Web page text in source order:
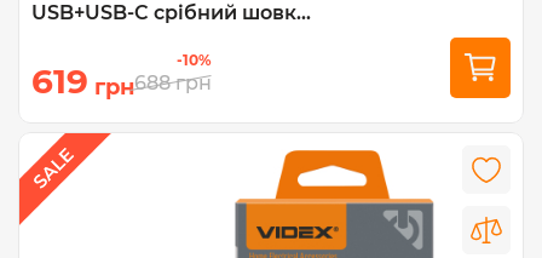
USB+USB-C срібний шовк...
619 грн
-10%
688 грн